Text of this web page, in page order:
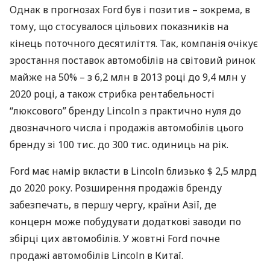
Однак в прогнозах Ford був і позитив – зокрема, в
тому, що стосувалося цільових показників на
кінець поточного десятиліття. Так, компанія очікує
зростання поставок автомобілів на світовий ринок
майже на 50% – з 6,2 млн в 2013 році до 9,4 млн у
2020 році, а також стрибка рентабельності
“люксового” ​​бренду Lincoln з практично нуля до
двозначного числа і продажів автомобілів цього
бренду зі 100 тис. до 300 тис. одиниць на рік.
Ford має намір вкласти в Lincoln близько $ 2,5 млрд
до 2020 року. Розширення продажів бренду
забезпечать, в першу чергу, країни Азії, де
концерн може побудувати додаткові заводи по
збірці цих автомобілів. У жовтні Ford почне
продажі автомобілів Lincoln в Китаї.